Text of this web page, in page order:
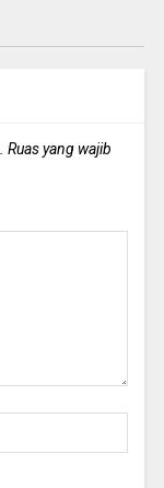
Ruas yang wajib